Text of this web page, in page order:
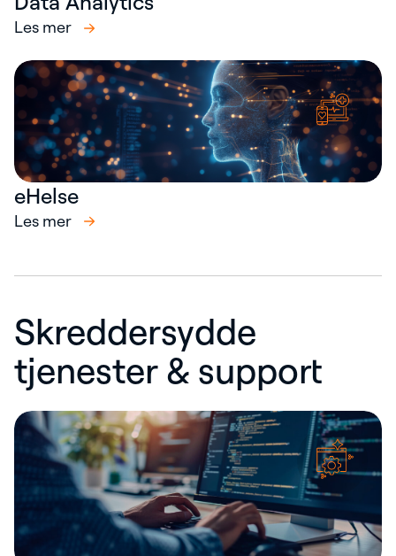
Les mer
eHelse
Les mer
Skreddersydde
tjenester & support